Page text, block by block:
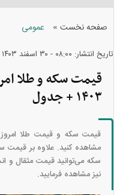
صفحه نخست » عمومی
تاریخ انتشار: ۰۸:۰۰ - ۳۰ اسفند ۱۴۰۳
۱۴۰۳ + جدول
مشاهده کنید. علاوه بر قیمت
سکه می‌توانید قیمت مثقال و
نیز مشاهده فرمایید.